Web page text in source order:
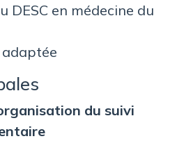
DESC en médecine du
adaptée
du suivi